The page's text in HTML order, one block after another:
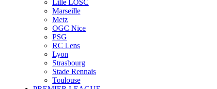
Lille LOSC
Marseille
Metz
OGC Nice
PSG
RC Lens
Lyon
Strasbourg
Stade Rennais
Toulouse